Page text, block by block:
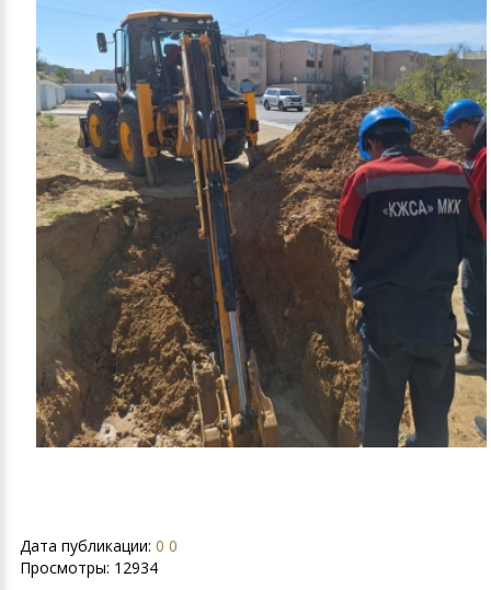
Дата публикации: 0 0
Просмотры: 12934